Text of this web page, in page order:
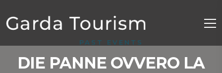
PAST EVENTS
DIE PANNE OVVERO LA